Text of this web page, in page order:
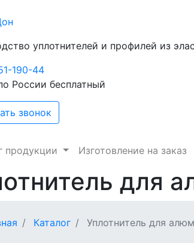
уплотнителей и профилей из
190-44
России бесплатный
звонок
продукции Изготовление на заказ
для
Каталог Уплотнитель для